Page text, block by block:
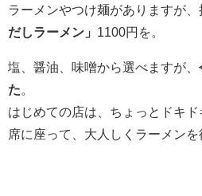
ラーメンやつけ麺がありますが
だしラーメン」 1100円を。
塩、醤油、味噌から選べますが、
た
はじめての店は、ちょっとドキ
席に座って、大人しくラーメンを